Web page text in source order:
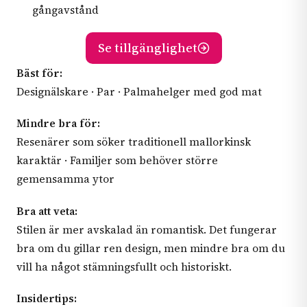
gångavstånd
Se tillgänglighet
Bäst för:
Designälskare · Par · Palmahelger med god mat
Mindre bra för:
Resenärer som söker traditionell mallorkinsk
karaktär · Familjer som behöver större
gemensamma ytor
Bra att veta:
Stilen är mer avskalad än romantisk. Det fungerar
bra om du gillar ren design, men mindre bra om du
vill ha något stämningsfullt och historiskt.
Insidertips: